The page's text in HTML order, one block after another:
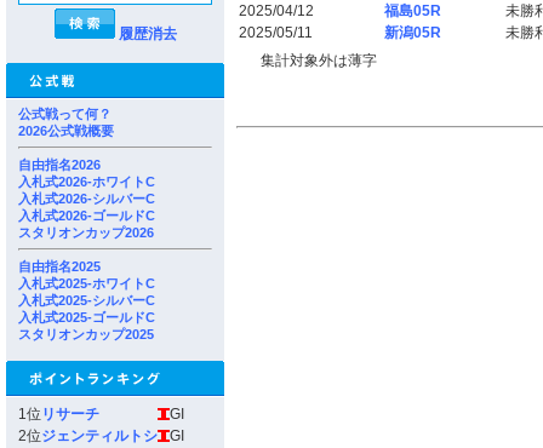
履歴消去
公式戦って何？
2026公式戦概要
自由指名2026
入札式2026-ホワイトC
入札式2026-シルバーC
入札式2026-ゴールドC
スタリオンカップ2026
自由指名2025
入札式2025-ホワイトC
入札式2025-シルバーC
入札式2025-ゴールドC
スタリオンカップ2025
1位 リサーチ
GI
2位ジェンティルトシ
GI
2025/04/12
福島05R
未勝
2025/05/11
新潟05R
未勝
集計対象外は薄字